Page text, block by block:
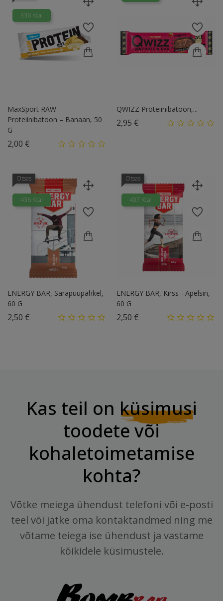
336 Kcal
MaxSport RAW
Proteiinibatoon – Banaan, 50
G
2,00 €
QWIZZ Proteiinibatoon,...
2,95 €
Otsas
436 Kcal
ENERGY BAR, Sarapuupähkel,
60 G
2,50 €
Otsas
407 Kcal
ENERGY BAR, Kirss - Apelsin,
60 G
2,50 €
Kas teil on küsimusi
toodete või
kohaletoimetamise
kohta?
Võtke meiega ühendust telefoni või e-posti
teel või jätke oma kontaktandmed ning me
võtame teiega ise ühendust ja vastame
kõikidele küsimustele.